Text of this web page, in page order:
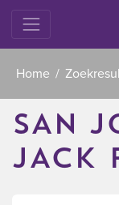
Home
SAN
JACK